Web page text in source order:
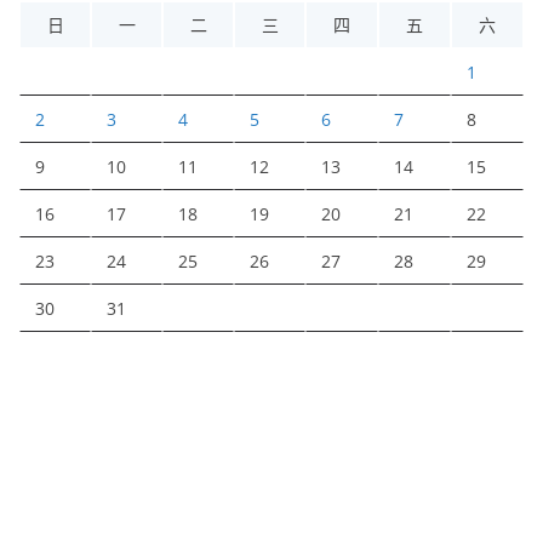
日
一 二 三 四 五 六
1
2 3 4 5 6 7 8
9 10 11 12 13 14 15
16 17 18 19 20 21 22
23 24 25 26 27 28 29
30 31